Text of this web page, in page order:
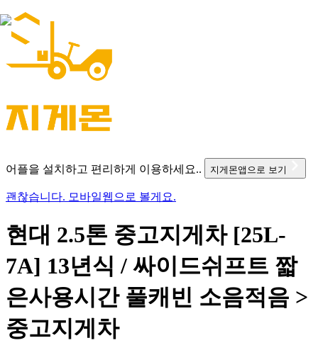
어플을 설치하고 편리하게 이용하세요.. 지게몬앱으로 보기
괜찮습니다. 모바일웹으로 볼게요.
현대 2.5톤 중고지게차 [25L-
7A] 13년식 / 싸이드쉬프트 짧
은사용시간 풀캐빈 소음적음 >
중고지게차